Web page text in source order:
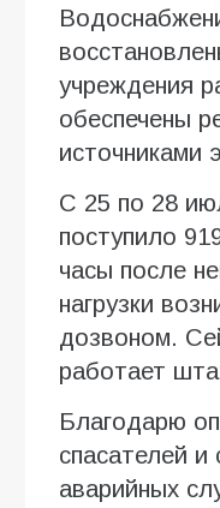
учреждения
обеспечены
источниками
С 25 по 28
поступило
часы после
нагрузки
дозвоном.
работает
Благодарю
спасателей и
аварийных